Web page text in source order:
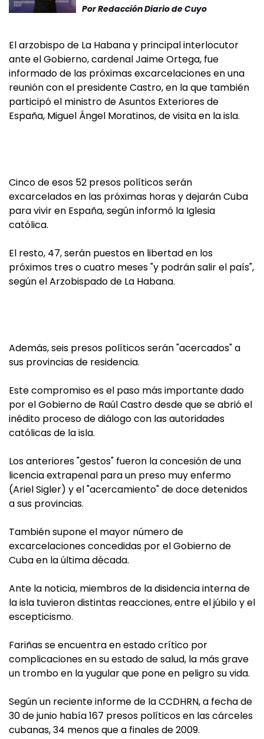
PorRedacción Diario de Cuyo
El arzobispo de La Habana y principal interlocutor
ante el Gobierno, cardenal Jaime Ortega, fue
informado de las próximas excarcelaciones en una
reunión con el presidente Castro, en la que también
participó el ministro de Asuntos Exteriores de
España, Miguel Ángel Moratinos, de visita en la isla.
Cinco de esos 52 presos políticos serán
excarcelados en las próximas horas y dejarán Cuba
para vivir en España, según informó la Iglesia
católica.
El resto, 47, serán puestos en libertad en los
próximos tres o cuatro meses "y podrán salir el país",
según el Arzobispado de La Habana.
Además, seis presos políticos serán "acercados" a
sus provincias de residencia.
Este compromiso es el paso más importante dado
por el Gobierno de Raúl Castro desde que se abrió el
inédito proceso de diálogo con las autoridades
católicas de la isla.
Los anteriores "gestos" fueron la concesión de una
licencia extrapenal para un preso muy enfermo
(Ariel Sigler) y el "acercamiento" de doce detenidos
a sus provincias.
También supone el mayor número de
excarcelaciones concedidas por el Gobierno de
Cuba en la última década.
Ante la noticia, miembros de la disidencia interna de
la isla tuvieron distintas reacciones, entre el júbilo y el
escepticismo.
Fariñas se encuentra en estado crítico por
complicaciones en su estado de salud, la más grave
un trombo en la yugular que pone en peligro su vida.
Según un reciente informe de la CCDHRN, a fecha de
30 de junio había 167 presos políticos en las cárceles
cubanas, 34 menos que a finales de 2009.